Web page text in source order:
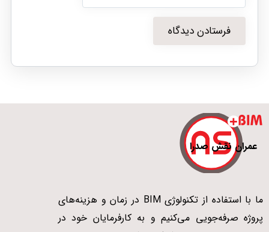
عمران نقش صدرا
ما با استفاده از تکنولوژی BIM در زمان و هزینه‌های
پروژه صرفه‌جویی می‌کنیم و به کارفرمایان خود در